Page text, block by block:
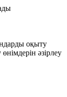
оқыту
әзірлеу